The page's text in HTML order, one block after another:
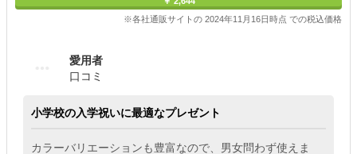
※各社通販サイトの 2024年11月16日時点 での税込価格
愛用者
口コミ
小学校の入学祝いに最適なプレゼント
カラーバリエーションも豊富なので、男女問わず使えま